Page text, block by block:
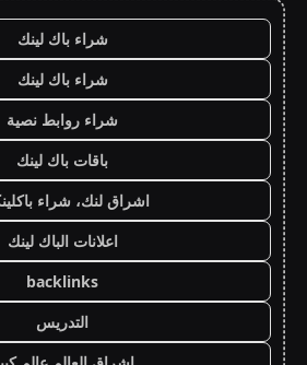
شراء باك لينك
شراء باك لينك
شراء روابط نصية
باقات باك لينك
اشراق لنك، شراء
اعلانات الباك لينك
backlinks
التدريس